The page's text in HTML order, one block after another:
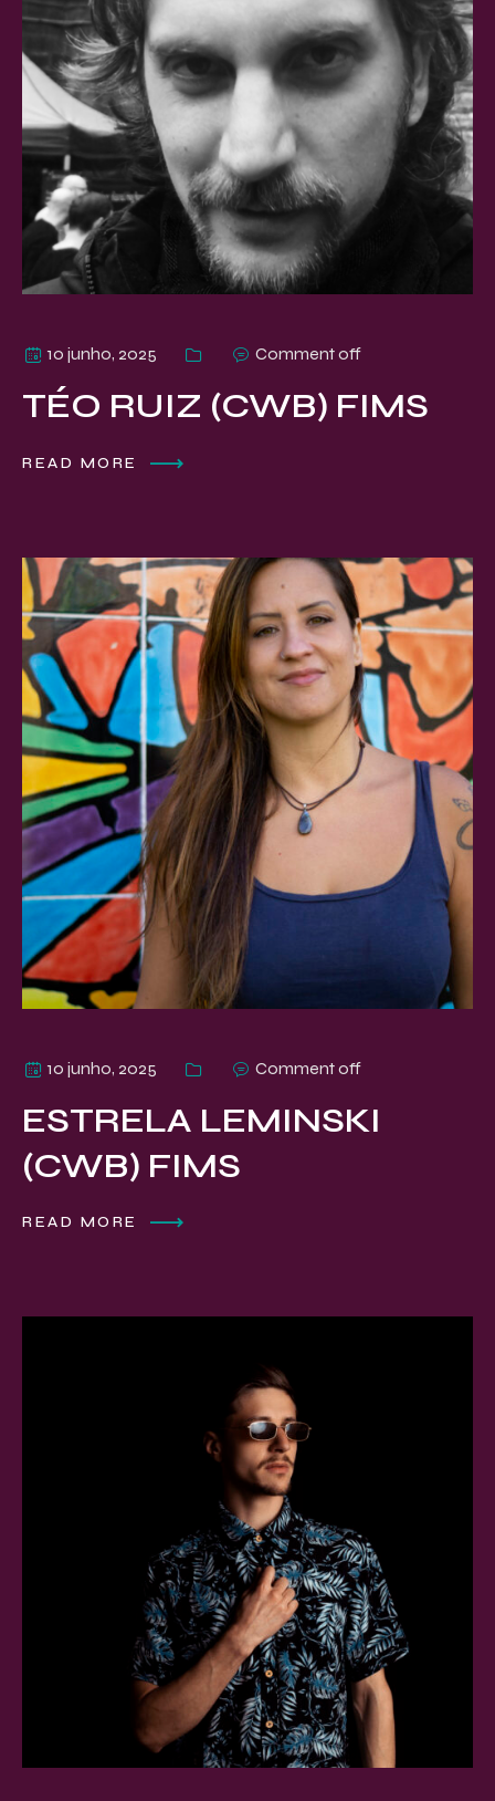
10 junho, 2025 Comment off
TÉO RUIZ (CWB) FIMS
READ MORE
10 junho, 2025 Comment off
ESTRELA LEMINSKI
(CWB) FIMS
READ MORE